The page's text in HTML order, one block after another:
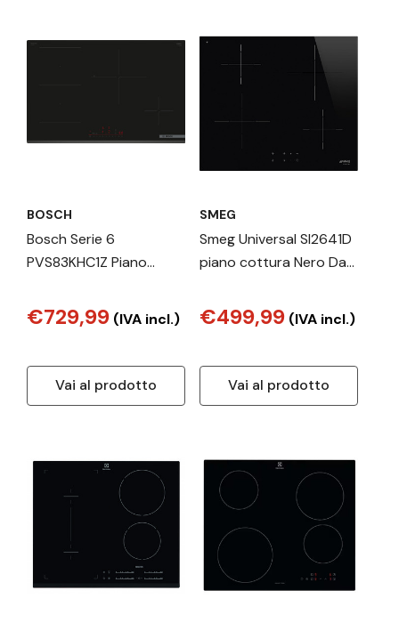
BOSCH
Bosch Serie 6
PVS83KHC1Z Piano
cm Nero, senza profili
€729,99 (IVA incl.)
Vai al prodotto
SMEG
Smeg Universal SI2641D
piano cottura Nero Da
cottura a induzione 4
Fornello(i)
€499,99 (IVA incl.)
Vai al prodotto